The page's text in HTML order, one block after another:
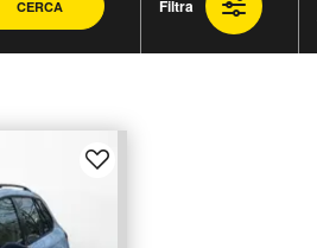
CERCA Filtra